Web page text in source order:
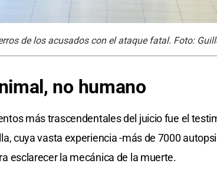
de los acusados con el ataque fatal. Foto:
no humano
más trascendentales del juicio fue el
cuya vasta experiencia -más de 7000
esclarecer la mecánica de la muerte.